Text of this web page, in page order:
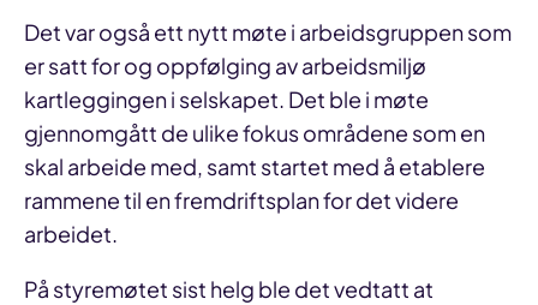
Det var også ett nytt møte i arbeidsgruppen som
er satt for og oppfølging av arbeidsmiljø
kartleggingen i selskapet. Det ble i møte
gjennomgått de ulike fokus områdene som en
skal arbeide med, samt startet med å etablere
rammene til en fremdriftsplan for det videre
arbeidet.
På styremøtet sist helg ble det vedtatt at